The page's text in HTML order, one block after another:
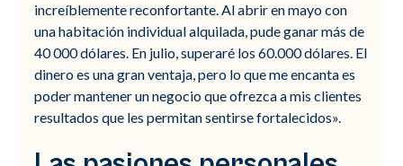
increíblemente reconfortante. Al abrir en mayo con
una habitación individual alquilada, pude ganar más de
40 000 dólares. En julio, superaré los 60.000 dólares. El
dinero es una gran ventaja, pero lo que me encanta es
poder mantener un negocio que ofrezca a mis clientes
resultados que les permitan sentirse fortalecidos».